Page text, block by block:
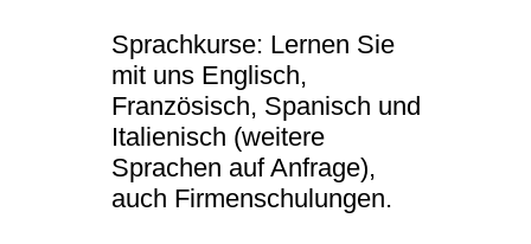
Sprachkurse: Lernen Sie
mit uns Englisch,
Französisch, Spanisch und
Italienisch (weitere
Sprachen auf Anfrage),
auch Firmenschulungen.